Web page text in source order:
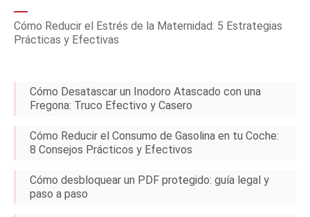
Cómo Reducir el Estrés de la Maternidad: 5 Estrategias
Prácticas y Efectivas
Cómo Desatascar un Inodoro Atascado con una
Fregona: Truco Efectivo y Casero
Cómo Reducir el Consumo de Gasolina en tu Coche:
8 Consejos Prácticos y Efectivos
Cómo desbloquear un PDF protegido: guía legal y
paso a paso